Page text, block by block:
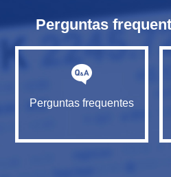
Perguntas
Perguntas frequentes